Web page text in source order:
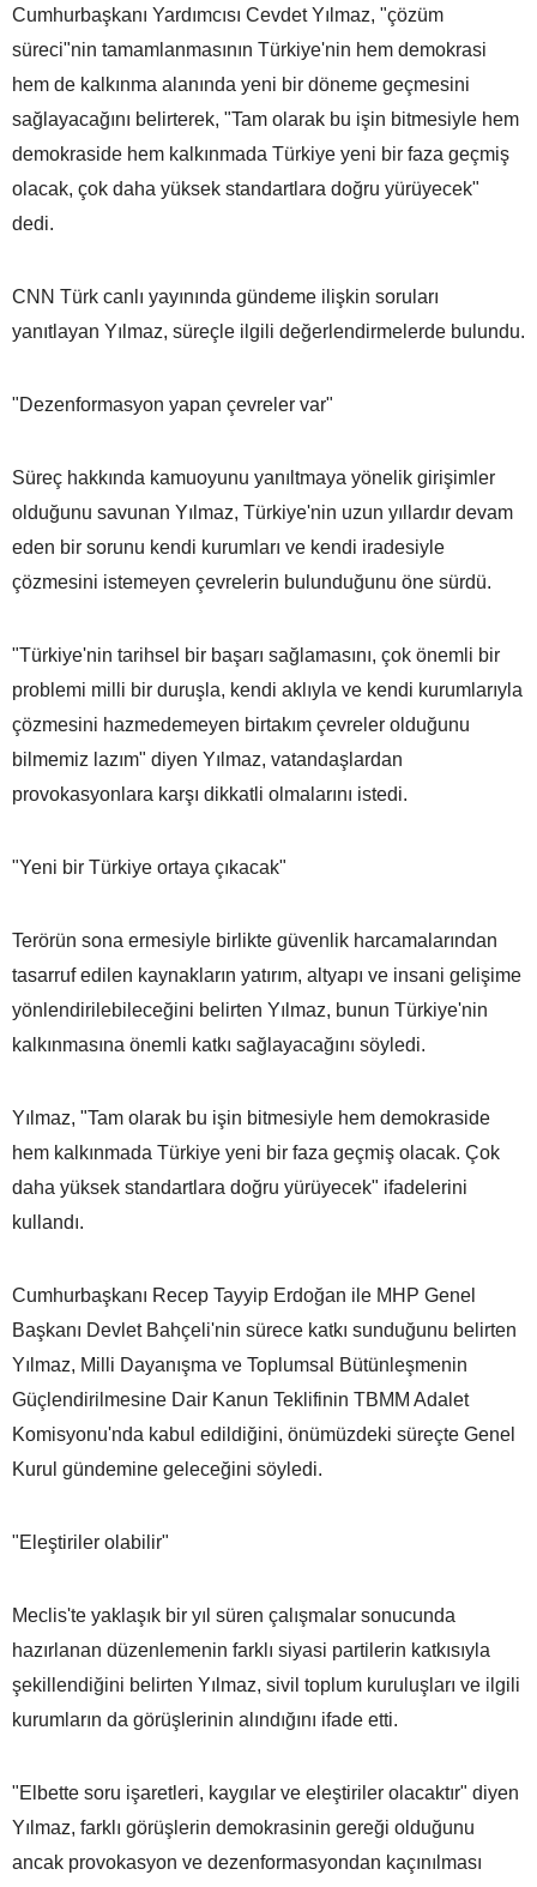
Cumhurbaşkanı Yardımcısı Cevdet Yılmaz, "çözüm
süreci"nin tamamlanmasının Türkiye'nin hem demokrasi
hem de kalkınma alanında yeni bir döneme geçmesini
sağlayacağını belirterek, "Tam olarak bu işin bitmesiyle hem
demokraside hem kalkınmada Türkiye yeni bir faza geçmiş
olacak, çok daha yüksek standartlara doğru yürüyecek"
dedi.
CNN Türk canlı yayınında gündeme ilişkin soruları
yanıtlayan Yılmaz, süreçle ilgili değerlendirmelerde bulundu.
"Dezenformasyon yapan çevreler var"
Süreç hakkında kamuoyunu yanıltmaya yönelik girişimler
olduğunu savunan Yılmaz, Türkiye'nin uzun yıllardır devam
eden bir sorunu kendi kurumları ve kendi iradesiyle
çözmesini istemeyen çevrelerin bulunduğunu öne sürdü.
"Türkiye'nin tarihsel bir başarı sağlamasını, çok önemli bir
problemi milli bir duruşla, kendi aklıyla ve kendi kurumlarıyla
çözmesini hazmedemeyen birtakım çevreler olduğunu
bilmemiz lazım" diyen Yılmaz, vatandaşlardan
provokasyonlara karşı dikkatli olmalarını istedi.
"Yeni bir Türkiye ortaya çıkacak"
Terörün sona ermesiyle birlikte güvenlik harcamalarından
tasarruf edilen kaynakların yatırım, altyapı ve insani gelişime
yönlendirilebileceğini belirten Yılmaz, bunun Türkiye'nin
kalkınmasına önemli katkı sağlayacağını söyledi.
Yılmaz, "Tam olarak bu işin bitmesiyle hem demokraside
hem kalkınmada Türkiye yeni bir faza geçmiş olacak. Çok
daha yüksek standartlara doğru yürüyecek" ifadelerini
kullandı.
Cumhurbaşkanı Recep Tayyip Erdoğan ile MHP Genel
Başkanı Devlet Bahçeli'nin sürece katkı sunduğunu belirten
Yılmaz, Milli Dayanışma ve Toplumsal Bütünleşmenin
Güçlendirilmesine Dair Kanun Teklifinin TBMM Adalet
Komisyonu'nda kabul edildiğini, önümüzdeki süreçte Genel
Kurul gündemine geleceğini söyledi.
"Eleştiriler olabilir"
Meclis'te yaklaşık bir yıl süren çalışmalar sonucunda
hazırlanan düzenlemenin farklı siyasi partilerin katkısıyla
şekillendiğini belirten Yılmaz, sivil toplum kuruluşları ve ilgili
kurumların da görüşlerinin alındığını ifade etti.
"Elbette soru işaretleri, kaygılar ve eleştiriler olacaktır" diyen
Yılmaz, farklı görüşlerin demokrasinin gereği olduğunu
ancak provokasyon ve dezenformasyondan kaçınılması